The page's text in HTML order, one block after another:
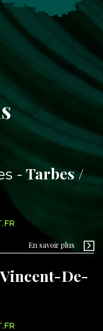
Tarbes /
En savoir plus
De-